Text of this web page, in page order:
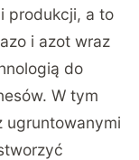
produkcji, a to
i azot wraz
do
W tym
ugruntowanymi